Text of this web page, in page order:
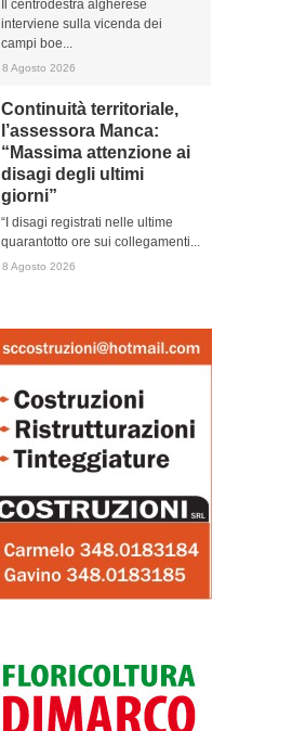
Il centrodestra algherese
interviene sulla vicenda dei
campi boe...
8 Agosto 2026
Continuità territoriale,
l’assessora Manca:
“Massima attenzione ai
disagi degli ultimi
giorni”
“I disagi registrati nelle ultime
quarantotto ore sui collegamenti...
8 Agosto 2026